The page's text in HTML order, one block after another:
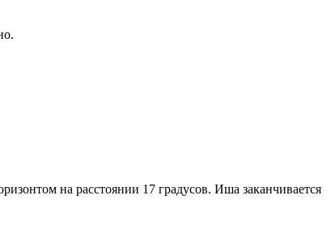
на расстоянии 17 градусов. Иша заканчивается